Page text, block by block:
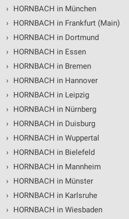
›
HORNBACH in München
›
HORNBACH in Frankfurt (Main)
›
HORNBACH in Dortmund
›
HORNBACH in Essen
›
HORNBACH in Bremen
›
HORNBACH in Hannover
›
HORNBACH in Leipzig
›
HORNBACH in Nürnberg
›
HORNBACH in Duisburg
›
HORNBACH in Wuppertal
›
HORNBACH in Bielefeld
›
HORNBACH in Mannheim
›
HORNBACH in Münster
›
HORNBACH in Karlsruhe
›
HORNBACH in Wiesbaden
Verwendung von Profilen zur
Erstellung von Profilen zur
Verwendung von Profilen zur
personalisierter Inhalte
Messung der Werbeleistung
Messung der Performance von
Analyse von Zielgruppen durch
Kombinationen von Daten aus
Quellen
Entwicklung und Verbesserung der
Verwendung reduzierter Daten zur
Inhalten